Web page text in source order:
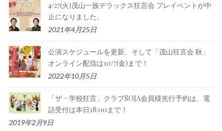
4/27(火)茂山一族デラックス狂言会 プレイベントが中
止になりました。
2021年4月25日
公演スケジュールを更新、そして「茂山狂言会 秋」
オンライン配信は10/7(金)まで！
2022年10月5日
「ザ・学校狂言」クラブSOJA会員様先行予約は、電
話受付は本日18:00まで！
2019年2月9日